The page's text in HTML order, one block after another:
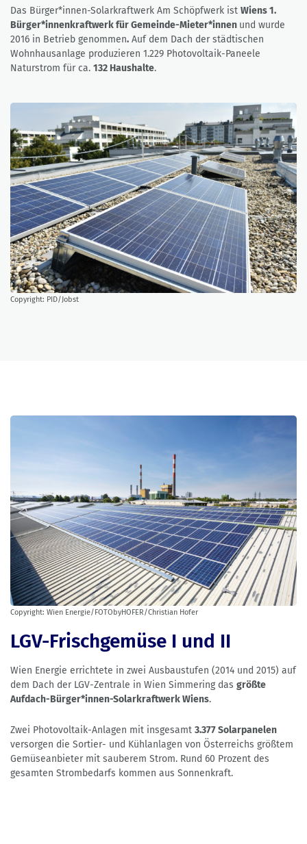
Das Bürger*innen-Solarkraftwerk Am Schöpfwerk ist Wiens 1.
Bürger*innenkraftwerk für Gemeinde-Mieter*innen und wurde
2016 in Betrieb genommen. Auf dem Dach der städtischen
Wohnhausanlage produzieren 1.229 Photovoltaik-Paneele
Naturstrom für ca. 132 Haushalte.
Copyright: PID/Jobst
Copyright: Wien Energie/FOTObyHOFER/Christian Hofer
LGV-Frischgemüse I und II
Wien Energie errichtete in zwei Ausbaustufen (2014 und 2015) auf
dem Dach der LGV-Zentrale in Wien Simmering das größte
Aufdach-Bürger*innen-Solarkraftwerk Wiens.
Zwei Photovoltaik-Anlagen mit insgesamt 3.377 Solarpanelen
versorgen die Sortier- und Kühlanlagen von Österreichs größtem
Gemüseanbieter mit sauberem Strom. Rund 60 Prozent des
gesamten Strombedarfs kommen aus Sonnenkraft.